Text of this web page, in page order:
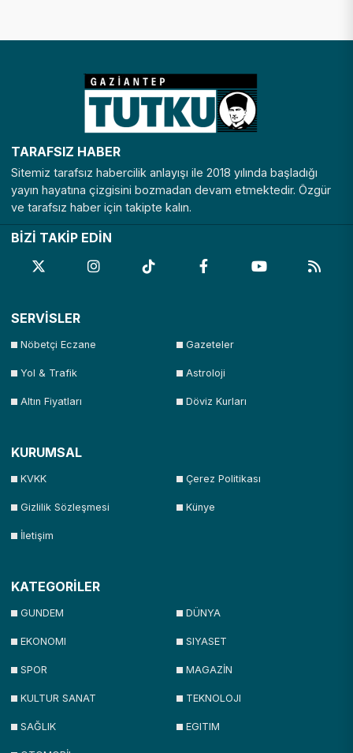
Mardin Mersin Muğla Muş
Niğde Ordu
Sakarya Samsun
Sinop Şırnak
Tekirdağ Tokat
Uşak Van Yalova Yozgat
TARAFSIZ HABER
Sitemiz tarafsız habercilik anlayışı ile 2018 yılında başladığı
yayın hayatına çizgisini bozmadan devam etmektedir. Özgür
ve tarafsız haber için takipte kalın.
BİZİ TAKİP EDİN
SERVİSLER
Nöbetçi Eczane Gazeteler
Yol & Trafik Astroloji
Altın Fiyatları Döviz Kurları
KURUMSAL
KVKK Çerez Politikası
Gizlilik Sözleşmesi Künye
İletişim
KATEGORİLER
GUNDEM DÜNYA
EKONOMI SIYASET
SPOR MAGAZİN
KULTUR SANAT TEKNOLOJI
SAĞLIK EGITIM